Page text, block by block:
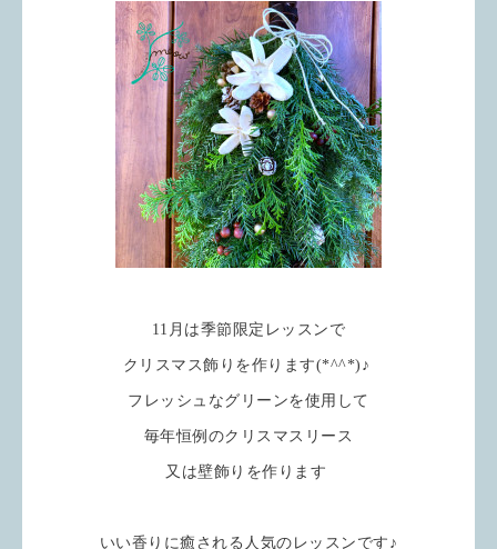
11月は季節限定レッスンで
クリスマス飾りを作ります(*^^*)♪
フレッシュなグリーンを使用して
毎年恒例のクリスマスリース
又は壁飾りを作ります
いい香りに癒される人気のレッスンです♪